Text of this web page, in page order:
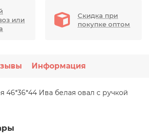
или
Скидка при
покупке оптом
Информация
46*36*44 Ива белая овал с ручкой